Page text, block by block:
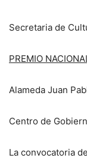
Secretaria de
PREMIO
Alameda Juan
Centro de
La convocatoria